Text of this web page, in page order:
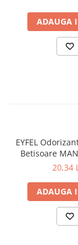
Pentru EAADAUGA
EYFEL
Betisoare
20,34
ADAUGA